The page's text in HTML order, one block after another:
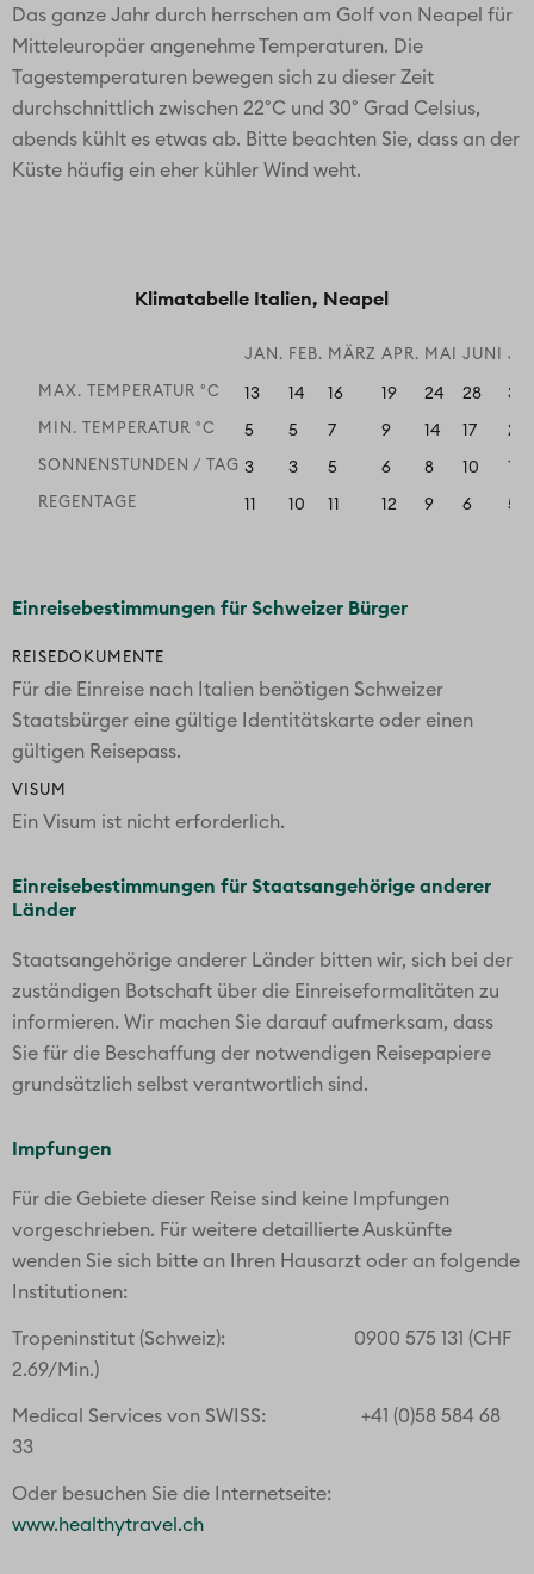
Das ganze Jahr durch herrschen am Golf von Neapel für
Mitteleuropäer angenehme Temperaturen. Die
Tagestemperaturen bewegen sich zu dieser Zeit
durchschnittlich zwischen 22°C und 30° Grad Celsius,
abends kühlt es etwas ab. Bitte beachten Sie, dass an der
Küste häufig ein eher kühler Wind weht.
Klimatabelle Italien, Neapel
JAN. FEB. MÄRZ APR. MAI JUNI
MAX. TEMPERATUR °C 13 14 16 19 24 28 30
MIN. TEMPERATUR °C 5 5 7 9 14 17 20
SONNENSTUNDEN / TAG 3 3 5 6 8 10 11
REGENTAGE 11 10 11 12 9 6 5
Einreisebestimmungen für Schweizer Bürger
REISEDOKUMENTE
Für die Einreise nach Italien benötigen Schweizer
Staatsbürger eine gültige Identitätskarte oder einen
gültigen Reisepass.
VISUM
Ein Visum ist nicht erforderlich.
Einreisebestimmungen für Staatsangehörige anderer
Länder
Staatsangehörige anderer Länder bitten wir, sich bei der
zuständigen Botschaft über die Einreiseformalitäten zu
informieren. Wir machen Sie darauf aufmerksam, dass
Sie für die Beschaffung der notwendigen Reisepapiere
grundsätzlich selbst verantwortlich sind.
Impfungen
Für die Gebiete dieser Reise sind keine Impfungen
vorgeschrieben. Für weitere detaillierte Auskünfte
wenden Sie sich bitte an Ihren Hausarzt oder an folgende
Institutionen:
Tropeninstitut (Schweiz): 0900 575 131 (CHF
2.69/Min.)
Medical Services von SWISS: +41 (0)58 584 68
33
Oder besuchen Sie die Internetseite:
www.healthytravel.ch